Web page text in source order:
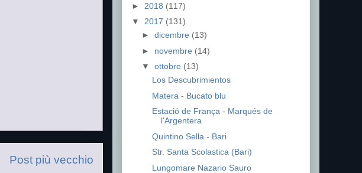
Post più vecchio
► 2018 (117)
▼ 2017 (131)
► dicembre (13)
► novembre (14)
▼ ottobre (13)
Los Descubrimientos
Matera - Bucato blu
Estació de França - Marqués de
l'Argentera
Quintino Sella - Bari
Str. Santa Scolastica (Bari)
Lungomare Nazario Sauro